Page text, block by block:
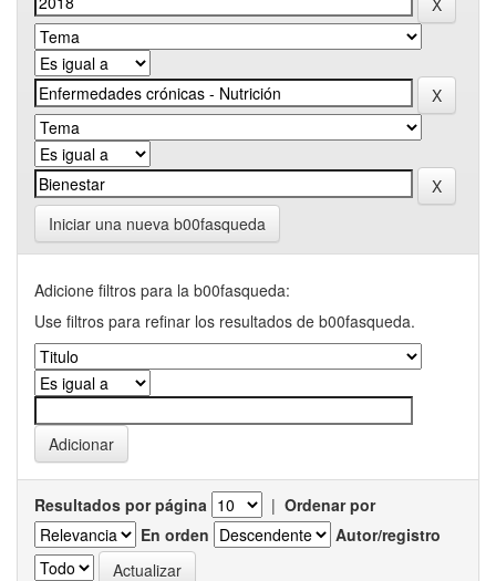
Iniciar una nueva b00fasqueda
Adicione filtros para la b00fasqueda:
Use filtros para refinar los resultados de b00fasqueda.
Resultados por página | Ordenar por
En orden
Autor/registro